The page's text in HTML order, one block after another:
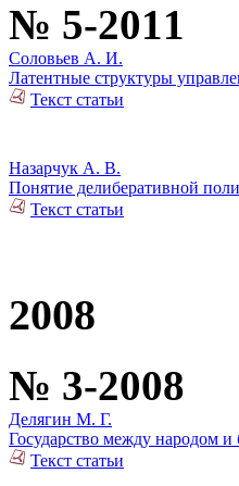
№ 5-2011
Соловьев А. И.
Латентные структуры
Текст статьи
Назарчук А. В.
Понятие делиберативной
Текст статьи
2008
№ 3-2008
Делягин М. Г.
Государство между народом и
Текст статьи